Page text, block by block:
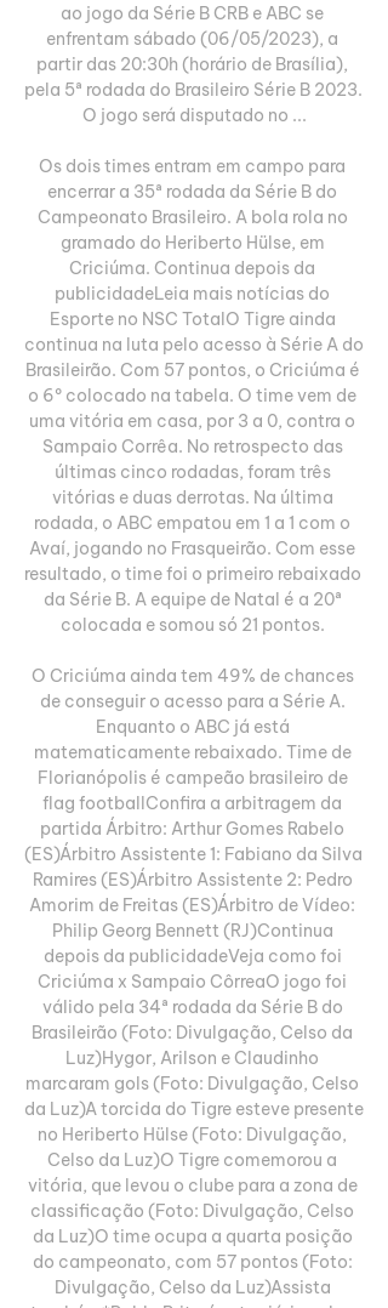
ao jogo da Série B CRB e ABC se
enfrentam sábado (06/05/2023), a
partir das 20:30h (horário de Brasília),
pela 5ª rodada do Brasileiro Série B 2023.
O jogo será disputado no ...
Os dois times entram em campo para
encerrar a 35ª rodada da Série B do
Campeonato Brasileiro. A bola rola no
gramado do Heriberto Hülse, em
Criciúma. Continua depois da
publicidadeLeia mais notícias do
Esporte no NSC TotalO Tigre ainda
continua na luta pelo acesso à Série A do
Brasileirão. Com 57 pontos, o Criciúma é
o 6º colocado na tabela. O time vem de
uma vitória em casa, por 3 a 0, contra o
Sampaio Corrêa. No retrospecto das
últimas cinco rodadas, foram três
vitórias e duas derrotas. Na última
rodada, o ABC empatou em 1 a 1 com o
Avaí, jogando no Frasqueirão. Com esse
resultado, o time foi o primeiro rebaixado
da Série B. A equipe de Natal é a 20ª
colocada e somou só 21 pontos.
O Criciúma ainda tem 49% de chances
de conseguir o acesso para a Série A.
Enquanto o ABC já está
matematicamente rebaixado. Time de
Florianópolis é campeão brasileiro de
flag footballConfira a arbitragem da
partida Árbitro: Arthur Gomes Rabelo
(ES)Árbitro Assistente 1: Fabiano da Silva
Ramires (ES)Árbitro Assistente 2: Pedro
Amorim de Freitas (ES)Árbitro de Vídeo:
Philip Georg Bennett (RJ)Continua
depois da publicidadeVeja como foi
Criciúma x Sampaio CôrreaO jogo foi
válido pela 34ª rodada da Série B do
Brasileirão (Foto: Divulgação, Celso da
Luz)Hygor, Arilson e Claudinho
marcaram gols (Foto: Divulgação, Celso
da Luz)A torcida do Tigre esteve presente
no Heriberto Hülse (Foto: Divulgação,
Celso da Luz)O Tigre comemorou a
vitória, que levou o clube para a zona de
classificação (Foto: Divulgação, Celso
da Luz)O time ocupa a quarta posição
do campeonato, com 57 pontos (Foto:
Divulgação, Celso da Luz)Assista